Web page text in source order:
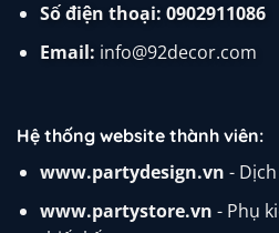
Số điện thoại: 0902911086
Email: info@92decor.com
Hệ thống website thành viên:
www.partydesign.vn -
www.partystore.vn - Phụ